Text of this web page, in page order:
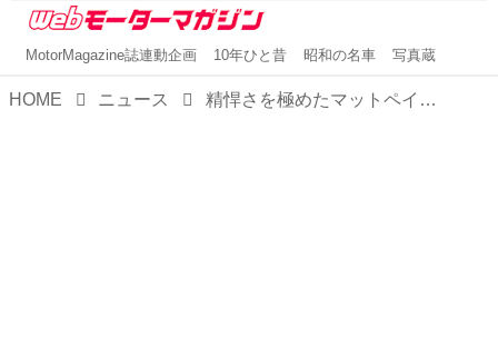
MotorMagazine誌連動企画 10年ひと昔 昭和の名車 写真蔵
HOME ニュース 精悍さを極めたマットペイントの専用色も設定！フォルクスワーゲン「T-Roc R」の限定車「ブラックスタイルパフォーマンス」が登場